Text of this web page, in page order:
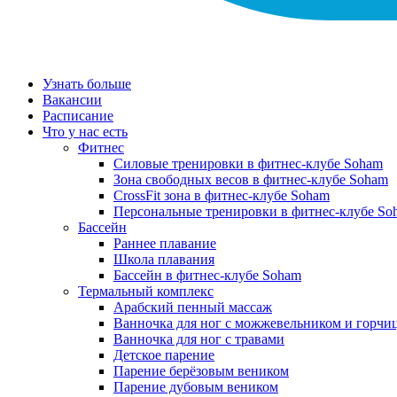
Узнать больше
Вакансии
Расписание
Что у нас есть
Фитнес
Силовые тренировки в фитнес-клубе Soham
Зона свободных весов в фитнес-клубе Soham
CrossFit зона в фитнес-клубе Soham
Персональные тренировки в фитнес-клубе
Бассейн
Раннее плавание
Школа плавания
Бассейн в фитнес-клубе Soham
Термальный комплекс
Арабский пенный массаж
Ванночка для ног с можжевельником и
Ванночка для ног с травами
Детское парение
Парение берёзовым веником
Парение дубовым веником